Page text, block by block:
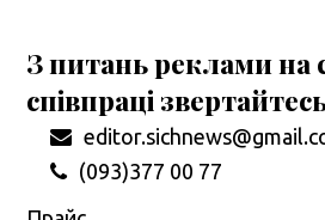
З питань реклами на
співпраці
(093)377 00 77